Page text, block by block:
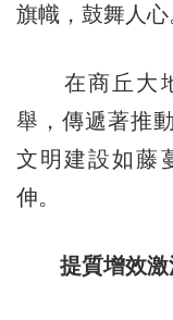
旗幟，鼓舞人心
在商丘大地
舉，傳遞著推
文明建設如藤
伸。
提質增效激